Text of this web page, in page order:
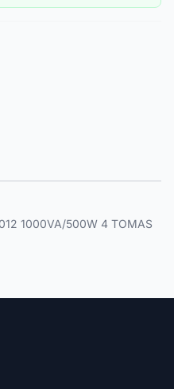
1000VA/500W 4 TOMAS